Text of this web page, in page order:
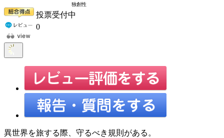
投票受付中
0
異世界を旅する際、守るべき規則がある。